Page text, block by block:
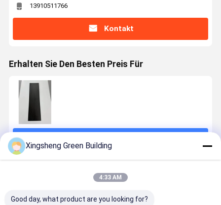
13910511766
Kontakt
Erhalten Sie Den Besten Preis Für
Empfohlene Produkte
Xingsheng Green Building
4:33 AM
Good day, what product are you looking for?